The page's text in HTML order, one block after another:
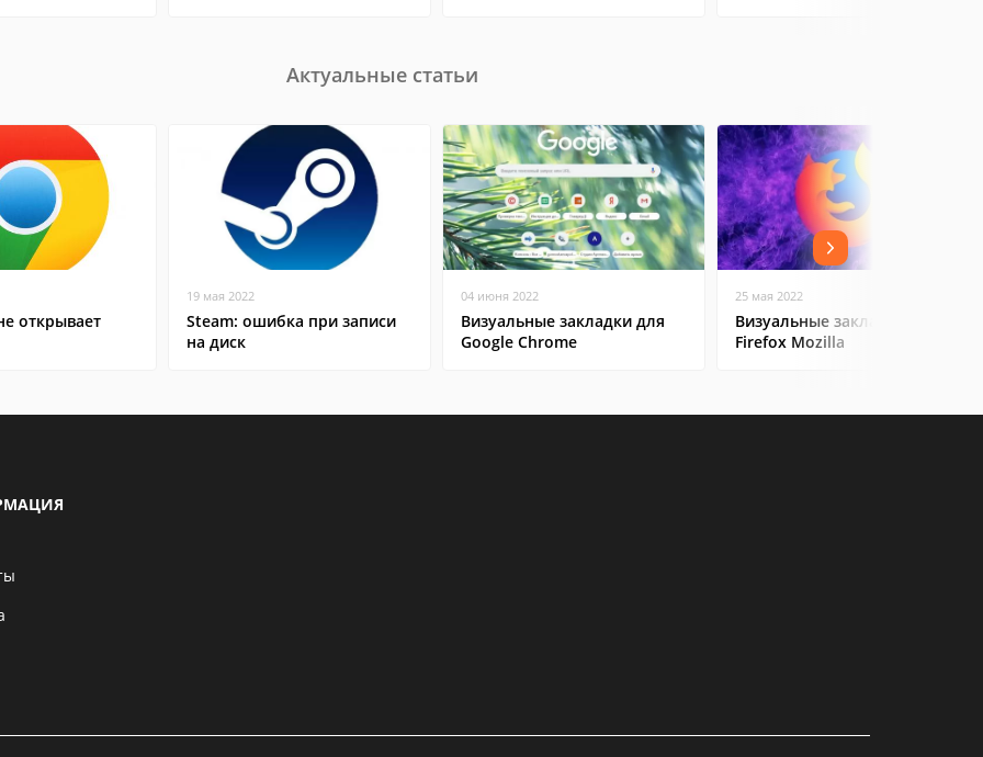
Актуальные статьи
открывает
19 мая 2022
Steam: ошибка при записи
на диск
04 июня 2022
Визуальные закладки для
Google Chrome
25 мая 2022
Визуальные закладки в
Firefox Mozilla